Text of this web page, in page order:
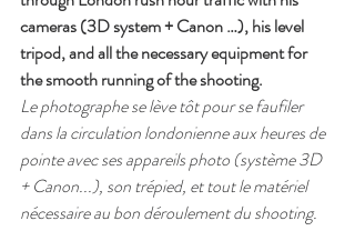
cameras (3D system + Canon …), his level
tripod, and all the necessary equipment for
the smooth running of the shooting.
Le photographe se lève tôt pour se faufiler
dans la circulation londonienne aux heures de
pointe avec ses appareils photo (système 3D
+ Canon...), son trépied, et tout le matériel
nécessaire au bon déroulement du shooting.